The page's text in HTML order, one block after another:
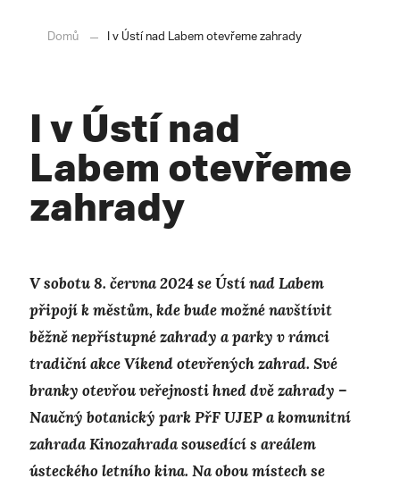
Domů I v Ústí nad Labem otevřeme zahrady
I v Ústí nad
Labem otevřeme
zahrady
V sobotu 8. června 2024 se Ústí nad Labem
připojí k městům, kde bude možné navštívit
běžně nepřístupné zahrady a parky v rámci
tradiční akce Víkend otevřených zahrad. Své
branky otevřou veřejnosti hned dvě zahrady –
Naučný botanický park PřF UJEP a komunitní
zahrada Kinozahrada sousedící s areálem
ústeckého letního kina. Na obou místech se